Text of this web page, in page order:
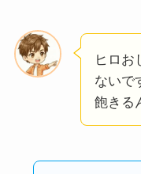
ヒロお
ないで
飽きる